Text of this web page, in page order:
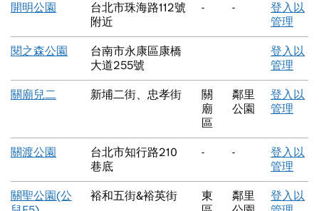
開明公園
台北市珠海路112號
附近
- -
登入以
管理
閱之森公園
台南市永康區康橋
大道255號
登入以
管理
關廟兒二 新埔二街、忠孝街
關
廟
區
鄰里
公園
登入以
管理
關渡公園
台北市知行路210
巷底
- -
登入以
管理
關聖公園(公
裕和五街&裕英街
東
鄰里
登入以